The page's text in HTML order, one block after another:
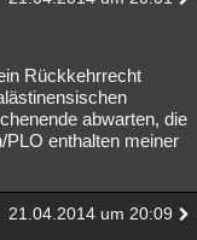
Rückkehrrecht
abwarten, die
PLO enthalten meiner
21.04.2014 um 20:09